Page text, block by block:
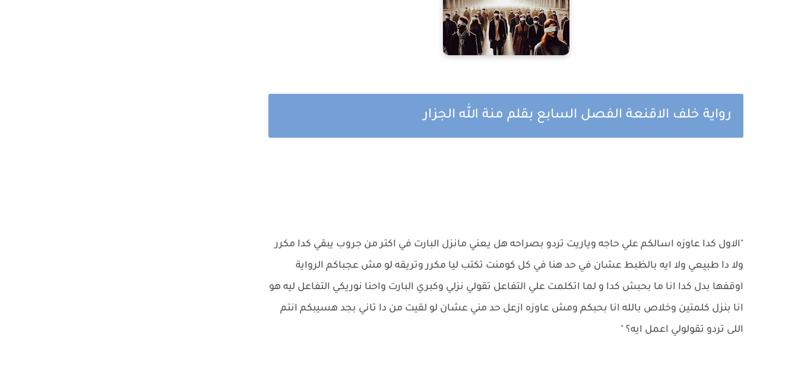
رواية خلف الاقنعة الفصل السابع بقلم منة الله الجزار
"الاول كدا عاوزه اسالكم علي حاجه وياريت تردو بصراحه هل يعني مانزل البارت في اكتر من جروب يبقي كدا مكرر
ولا دا طبيعي ولا ايه بالظبط عشان في حد هنا في كل كومنت تكتب ليا مكرر وتريقه لو مش عجباكم الرواية
اوقفها بدل كدا انا ما بحبش كدا و لما اتكلمت علي التفاعل تقولي نزلي وكبري البارت واحنا نوريكي التفاعل ليه هو
انا بنزل كلمتين وخلاص بالله انا بحبكم ومش عاوزه ازعل حد مني عشان لو لقيت من دا تاني بجد هسيبكم انتم
اللى تردو تقولولي اعمل ايه؟ "